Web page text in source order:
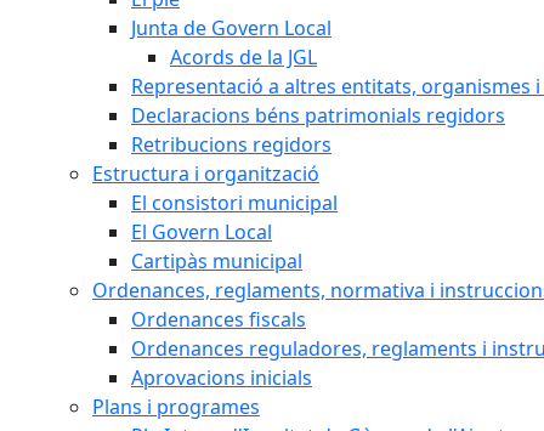
Junta de Govern Local
Acords de la JGL
Representació a altres entitats, organismes
Declaracions béns patrimonials regidors
Retribucions regidors
Estructura i organització
El consistori municipal
El Govern Local
Cartipàs municipal
Ordenances, reglaments, normativa i
Ordenances fiscals
Ordenances reguladores, reglaments i
Aprovacions inicials
Plans i programes